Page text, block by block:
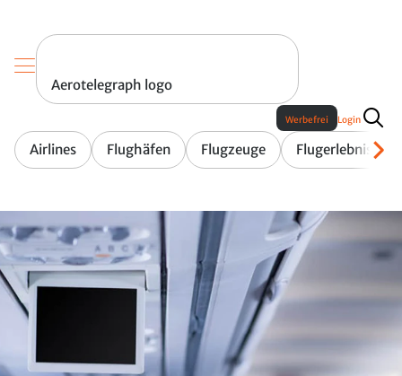
Aerotelegraph logo
Airlines Flughäfen Flugzeuge Flugerlebnis
Werbefrei Login